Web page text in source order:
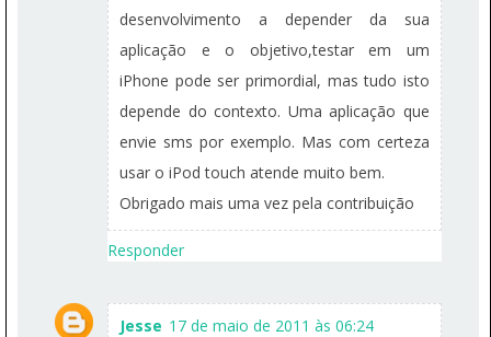
desenvolvimento a depender da sua
aplicação e o objetivo,testar em um
iPhone pode ser primordial, mas tudo isto
depende do contexto. Uma aplicação que
envie sms por exemplo. Mas com certeza
usar o iPod touch atende muito bem.
Obrigado mais uma vez pela contribuição
Responder
Jesse 17 de maio de 2011 às 06:24